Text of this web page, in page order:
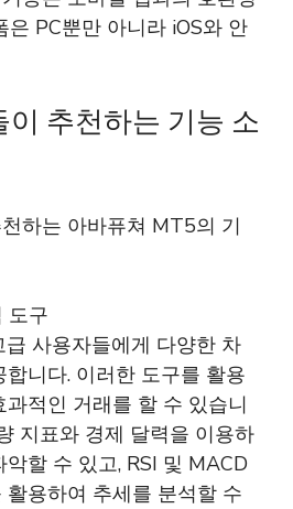
PC뿐만 아니라 iOS와 안
추천하는 기능 소
하는 아바퓨쳐 MT5의 기
도구
사용자들에게 다양한 차
니다. 이러한 도구를 활용
적인 거래를 할 수 있습니
지표와 경제 달력을 이용하
할 수 있고, RSI 및 MACD
용하여 추세를 분석할 수